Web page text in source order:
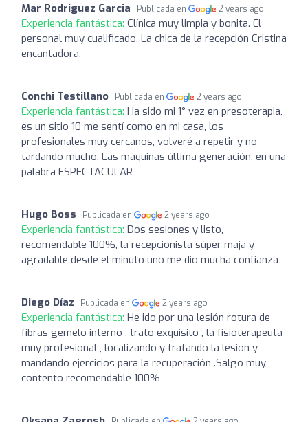
Mar Rodriguez Garcia Publicada en 2 years ago
Experiencia fantástica: Clínica muy limpia y bonita. El
personal muy cualificado. La chica de la recepción Cristina
encantadora.
Conchi Testillano Publicada en 2 years ago
Experiencia fantástica: Ha sido mi 1° vez en presoterapia,
es un sitio 10 me sentí como en mi casa, los
profesionales muy cercanos, volveré a repetir y no
tardando mucho. Las máquinas última generación, en una
palabra ESPECTACULAR
Hugo Boss Publicada en 2 years ago
Experiencia fantástica: Dos sesiones y listo,
recomendable 100%, la recepcionista súper maja y
agradable desde el minuto uno me dio mucha confianza
Diego Díaz Publicada en 2 years ago
Experiencia fantástica: He ido por una lesión rotura de
fibras gemelo interno , trato exquisito , la fisioterapeuta
muy profesional , localizando y tratando la lesion y
mandando ejercicios para la recuperación .Salgo muy
contento recomendable 100%